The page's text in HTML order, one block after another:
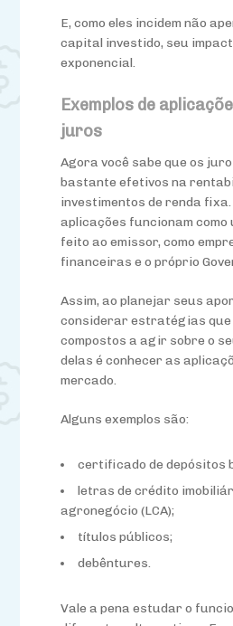
E, como eles incidem não
capital investido, seu
exponencial.
Exemplos de
juros
Agora você sabe que os
bastante efetivos na
investimentos de renda
aplicações funcionam como
feito ao emissor, como
financeiras e o próprio
Assim, ao planejar seus
considerar estratégias que
compostos a agir sobre o
delas é conhecer as
mercado.
Alguns exemplos são:
certificado de depósitos
letras de crédito
agronegócio (LCA);
títulos públicos;
debêntures.
Vale a pena estudar o